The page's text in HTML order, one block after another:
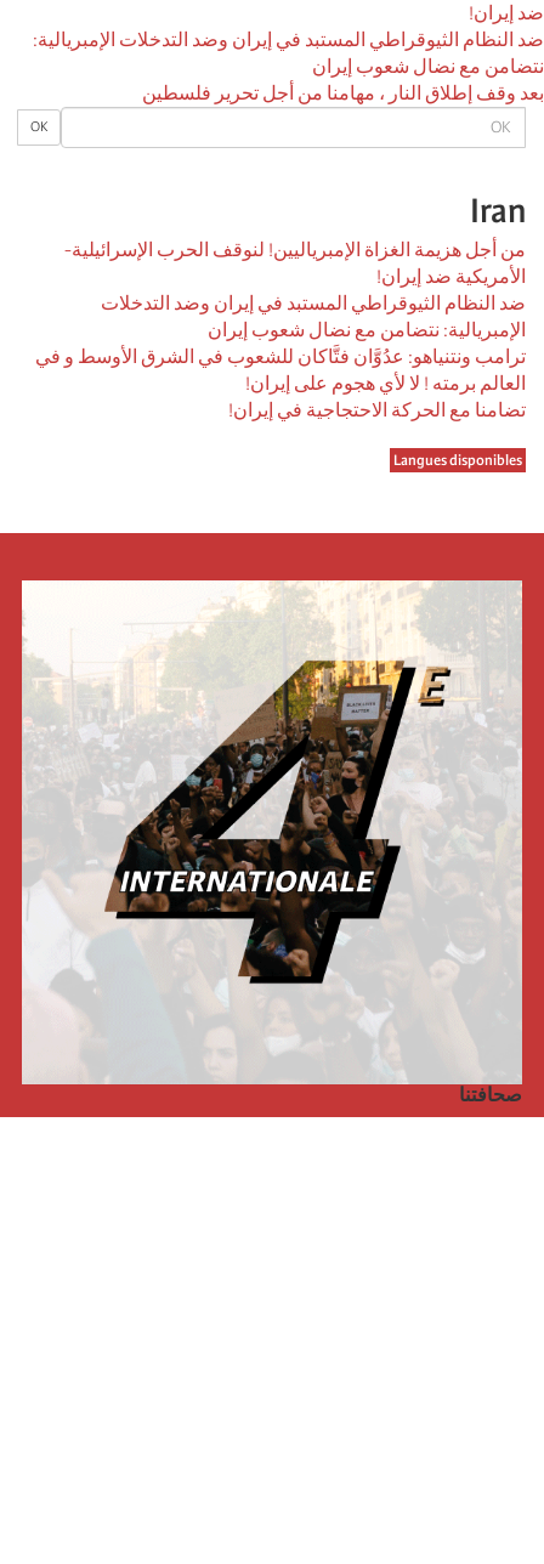
OK
OK
Iran
من أجل هزيمة الغزاة الإمبرياليين! لنوقف الحرب الإسرائيلية-
الأمريكية ضد إيران!
ضد النظام الثيوقراطي المستبد في إيران وضد التدخلات
الإمبريالية: نتضامن مع نضال شعوب إيران
ترامب ونتنياهو: عدُوَّان فتَّاكان للشعوب في الشرق الأوسط و في
العالم برمته ! لا لأي هجوم على إيران!
تضامنا مع الحركة الاحتجاجية في إيران!
Langues disponibles
ضد إيران!
ضد النظام الثيوقراطي المستبد في إيران وضد التدخلات الإمبريالية:
نتضامن مع نضال شعوب إيران
بعد وقف إطلاق النار ، مهامنا من أجل تحرير فلسطين
صحافتنا